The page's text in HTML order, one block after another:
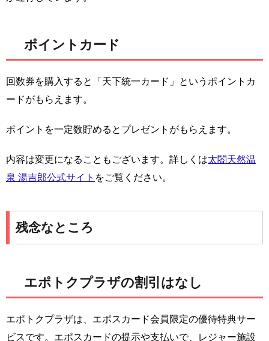
ポイントカード
回数券を購入すると「天下統一カード」というポイントカ
ードがもらえます。
ポイントを一定数貯めるとプレゼントがもらえます。
内容は変更になることもございます。詳しくは太閤天然温
泉 湯吉郎公式サイト をご覧ください。
残念なところ
エポトクプラザの割引はなし
エポトクプラザは、エポスカード会員限定の優待特典サー
ビスです。エポスカードの提示や支払いで、レジャー施設